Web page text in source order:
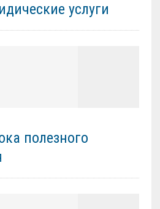
услуги
полезного